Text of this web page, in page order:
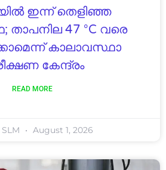
ഇന്ന് തെളിഞ്ഞ
താപനില 47 °C വരെ
കാലാവസ്ഥാ
കേന്ദ്രം
READ MORE
August 1, 2026